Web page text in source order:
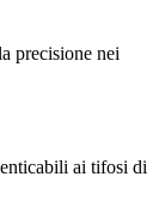
precisione nei
ai tifosi di